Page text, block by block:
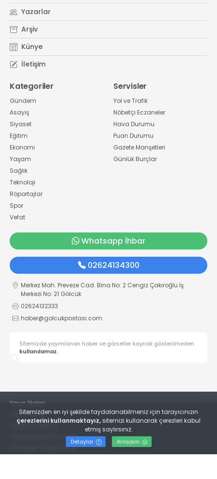
Yazarlar
Arşiv
Künye
İletişim
Kategoriler
Gündem
Asayiş
Siyaset
Eğitim
Ekonomi
Yaşam
Sağlık
Teknoloji
Röportajlar
Spor
Vefat
Servisler
Yol ve Trafik
Nöbetçi Eczaneler
Hava Durumu
Puan Durumu
Gazete Manşetleri
Günlük Burçlar
Whatsapp İhbar
02624134300
Merkez Mah. Preveze Cad. Bina No: 2 Cengiz Çakıroğlu İş
Merkezi No: 21 Gölcük
02624132333
haber@golcukpostasi.com
Sitemizde yayımlanan haber ve görseller kaynak gösterilmeden
kullanılamaz.
Yayın İlkeleri
Veri Politikası
Kullanım Şartları
KVKK Aydınlatma Metni
KVKK Bilgi Talep Formu
Sitemizden en iyi şekilde faydalanabilmeniz için tarayıcınızın
çerezlerini kullanmaktayız, sitemizi kullanarak çerezleri kabul
etmiş saylırsınız.
Detaylar Anladım